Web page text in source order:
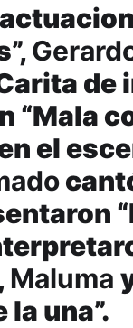
de
“Mala
el
Maluma
una”.